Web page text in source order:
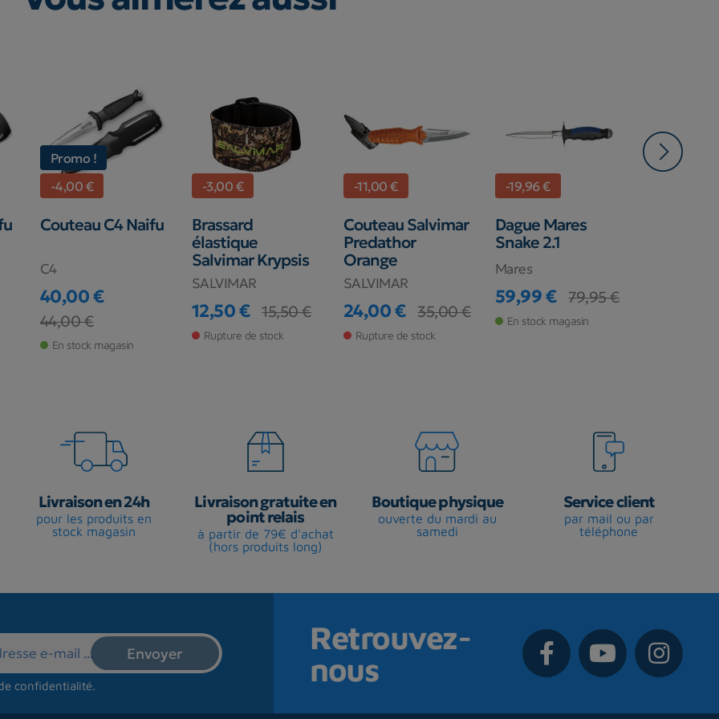
Promo !
-4,00 €
Couteau C4 Naifu
C4
Prix
40,00 €
Prix de base
44,00 €
En stock magasin
-3,00 €
Brassard
élastique
Salvimar Krypsis
SALVIMAR
Prix
12,50 €
Prix de base
15,50 €
Rupture de stock
-11,00 €
Couteau Salvimar
Predathor
Orange
SALVIMAR
Prix
24,00 €
Prix de base
35,00 €
Rupture de stock
-19,96 €
Dague Mares
Snake 2.1
Mares
Prix
59,99 €
Prix de base
79,95 €
En stock magasin
Livraison en 24h
pour les produits en
stock magasin
Livraison gratuite en
point relais
à partir de 79€ d'achat
(hors produits long)
Boutique physique
ouverte du mardi au
samedi
Service client
par mail ou par
téléphone
confidentialité.
Retrouvez-
nous